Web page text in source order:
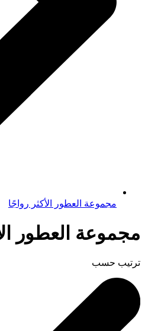
مجموعة العطور الأكثر رواجًا
مجموعة العطور
ترتيب حسب